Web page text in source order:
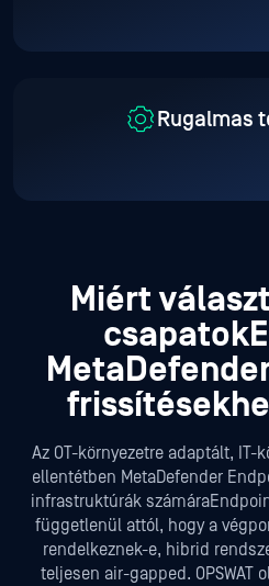
Rugalmas
Miért
Az OT-környezetre adaptált,
ellentétben MetaDefender
infrastruktúrák
függetlenül attól, hogy a
rendelkeznek-e, hibrid
teljesen air-gapped. OPSWAT